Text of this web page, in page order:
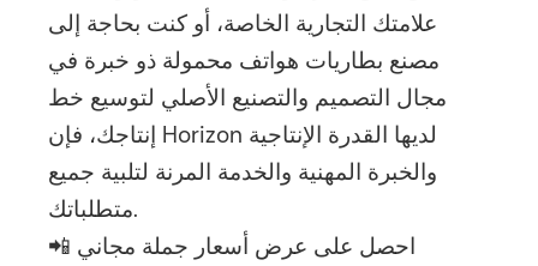
علامتك التجارية الخاصة، أو كنت بحاجة إلى
مصنع بطاريات هواتف محمولة ذو خبرة في
مجال التصميم والتصنيع الأصلي لتوسيع خط
إنتاجك، فإن Horizon لديها القدرة الإنتاجية
والخبرة المهنية والخدمة المرنة لتلبية جميع
متطلباتك.
📲 احصل على عرض أسعار جملة مجاني